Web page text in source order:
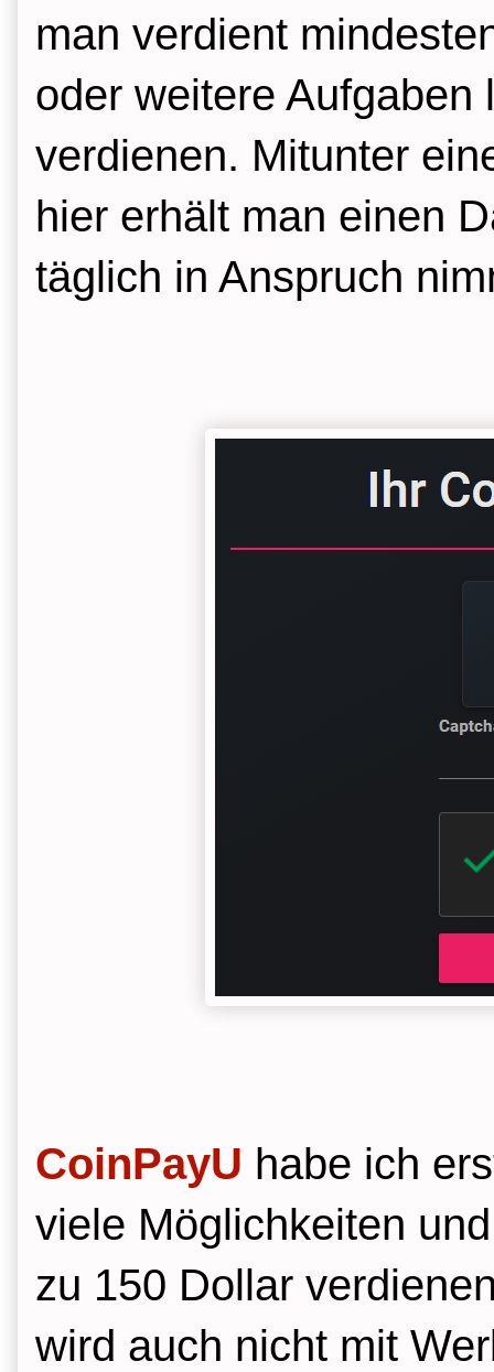
man verdient
oder weitere
verdienen. Mitunter
hier erhält man einen
täglich in Anspruch
CoinPayU habe ich
viele Möglichkeiten
zu 150 Dollar
wird auch nicht mit